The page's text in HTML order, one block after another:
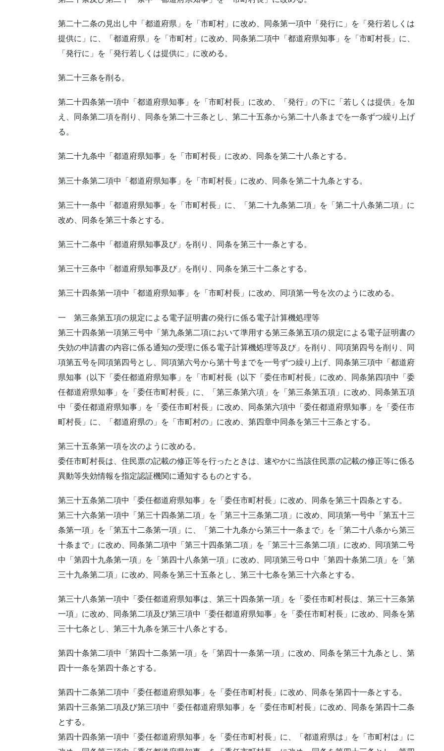
第二十二条の見出し中「都道府県」を「市町村」に改め、同条第一項中「発行に」を「発行若しくは
提供に」に、「都道府県」を「市町村」に改め、同条第二項中「都道府県知事」を「市町村長」に、
「発行に」を「発行若しくは提供に」に改める。
第二十三条を削る。
第二十四条第一項中「都道府県知事」を「市町村長」に改め、「発行」の下に「若しくは提供」を加
え、同条第二項を削り、同条を第二十三条とし、第二十五条から第二十八条までを一条ずつ繰り上げ
る。
第二十九条中「都道府県知事」を「市町村長」に改め、同条を第二十八条とする。
第三十条第二項中「都道府県知事」を「市町村長」に改め、同条を第二十九条とする。
第三十一条中「都道府県知事」を「市町村長」に、「第二十九条第二項」を「第二十八条第二項」に
改め、同条を第三十条とする。
第三十二条中「都道府県知事及び」を削り、同条を第三十一条とする。
第三十三条中「都道府県知事及び」を削り、同条を第三十二条とする。
第三十四条第一項中「都道府県知事」を「市町村長」に改め、同項第一号を次のように改める。
一 第三条第五項の規定による電子証明書の発行に係る電子計算機処理等
第三十四条第一項第三号中「第九条第二項において準用する第三条第五項の規定による電子証明書の
失効の申請書の内容に係る通知の受理に係る電子計算機処理等及び」を削り、同項第四号を削り、同
項第五号を同項第四号とし、同項第六号から第十号までを一号ずつ繰り上げ、同条第三項中「都道府
県知事（以下「委任都道府県知事」を「市町村長（以下「委任市町村長」に改め、同条第四項中「委
任都道府県知事」を「委任市町村長」に、「第三条第六項」を「第三条第五項」に改め、同条第五項
中「委任都道府県知事」を「委任市町村長」に改め、同条第六項中「委任都道府県知事」を「委任市
町村長」に、「都道府県の」を「市町村の」に改め、第四章中同条を第三十三条とする。
第三十五条第一項を次のように改める。
委任市町村長は、住民票の記載の修正等を行ったときは、速やかに当該住民票の記載の修正等に係る
異動等失効情報を指定認証機関に通知するものとする。
第三十五条第二項中「委任都道府県知事」を「委任市町村長」に改め、同条を第三十四条とする。
第三十六条第一項中「第三十四条第二項」を「第三十三条第二項」に改め、同項第一号中「第五十三
条第一項」を「第五十二条第一項」に、「第二十九条から第三十一条まで」を「第二十八条から第三
十条まで」に改め、同条第二項中「第三十四条第二項」を「第三十三条第二項」に改め、同項第二号
中「第四十九条第一項」を「第四十八条第一項」に改め、同項第三号ロ中「第四十条第二項」を「第
三十九条第二項」に改め、同条を第三十五条とし、第三十七条を第三十六条とする。
第三十八条第一項中「委任都道府県知事は、第三十四条第一項」を「委任市町村長は、第三十三条第
一項」に改め、同条第二項及び第三項中「委任都道府県知事」を「委任市町村長」に改め、同条を第
三十七条とし、第三十九条を第三十八条とする。
第四十条第二項中「第四十二条第一項」を「第四十一条第一項」に改め、同条を第三十九条とし、第
四十一条を第四十条とする。
第四十二条第二項中「委任都道府県知事」を「委任市町村長」に改め、同条を第四十一条とする。
第四十三条第二項及び第三項中「委任都道府県知事」を「委任市町村長」に改め、同条を第四十二条
とする。
第四十四条第一項中「委任都道府県知事」を「委任市町村長」に、「都道府県は」を「市町村は」に